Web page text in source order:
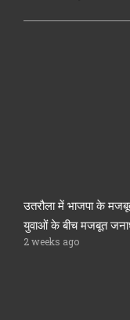
उतरौला में भाजपा के
युवाओं के बीच मजबूत
2 weeks ago